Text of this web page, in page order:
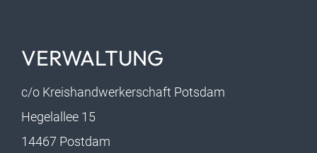
VERWALTUNG
c/o Kreishandwerkerschaft Potsdam
Hegelallee 15
14467 Postdam